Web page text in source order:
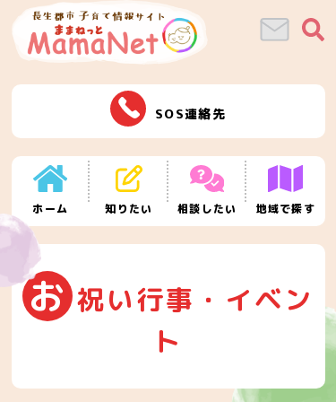
SOS連絡先
ホーム 知りたい 相談したい 地域で探す
お 祝い行事・イベン
ト